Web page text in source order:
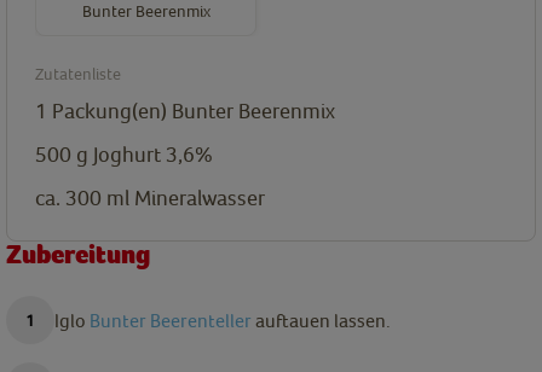
Bunter Beerenmix
Zutatenliste
1 Packung(en) Bunter Beerenmix
500 g Joghurt 3,6%
ca. 300 ml Mineralwasser
Zubereitung
Iglo Bunter Beerenteller auftauen lassen.